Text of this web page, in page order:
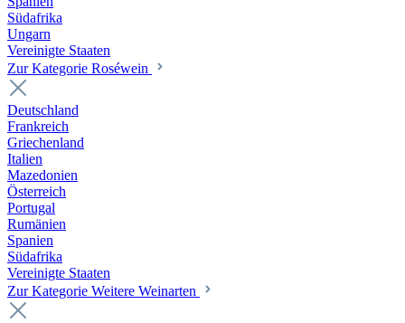
Südafrika
Ungarn
Vereinigte Staaten
Zur Kategorie Roséwein
Deutschland
Frankreich
Griechenland
Italien
Mazedonien
Österreich
Portugal
Rumänien
Spanien
Südafrika
Vereinigte Staaten
Zur Kategorie Weitere Weinarten